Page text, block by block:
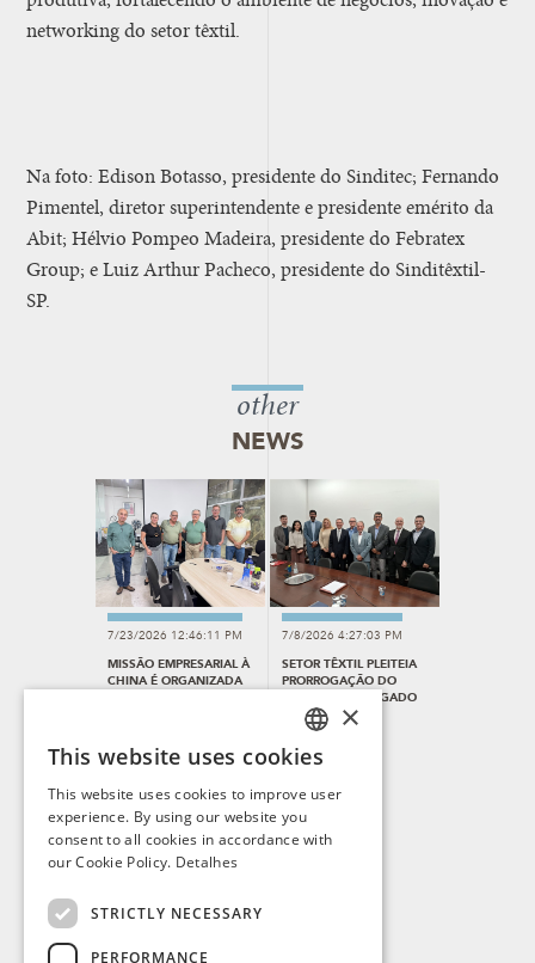
networking do setor têxtil.
Na foto: Edison Botasso, presidente do Sinditec; Fernando
Pimentel, diretor superintendente e presidente emérito da
Abit; Hélvio Pompeo Madeira, presidente do Febratex
Group; e Luiz Arthur Pacheco, presidente do Sinditêxtil-
SP.
other
NEWS
7/23/2026 12:46:11 PM
MISSÃO EMPRESARIAL À
CHINA É ORGANIZADA
7/8/2026 4:27:03 PM
SETOR TÊXTIL PLEITEIA
PRORROGAÇÃO DO
CRÉDITO OUTORGADO
DO ICMS
SINDITEC E ABIT DEBATEM
SETOR TÊXTIL
PORTUGUESE
ENGLISH
SPANISH
×
This website uses cookies
This website uses cookies to improve user
experience. By using our website you
consent to all cookies in accordance with
our Cookie Policy. Detalhes
STRICTLY NECESSARY
PERFORMANCE